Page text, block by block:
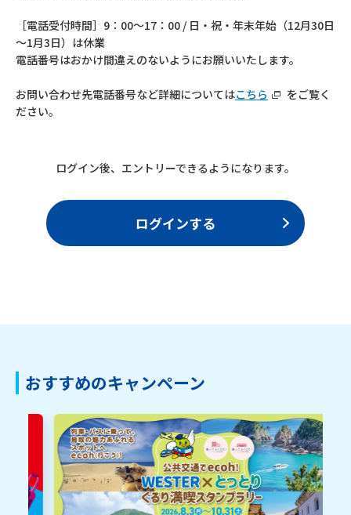
［電話受付時間］9：00～17：00 / 日・祝・年末年始（12月30日
～1月3日）は休業
電話番号はおかけ間違えのないようにお願いいたします。
お問い合わせ先電話番号など詳細についてはこちら
をご覧く
ださい。
ログイン後、エントリーできるようになります。
ログインする
おすすめのキャンペーン